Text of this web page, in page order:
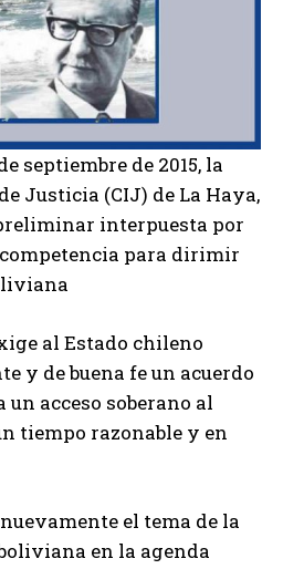
septiembre de 2015, la
Justicia (CIJ) de La Haya,
interpuesta por
para dirimir
al Estado chileno
y de buena fe un acuerdo
acceso soberano al
tiempo razonable y en
el tema de la
en la agenda